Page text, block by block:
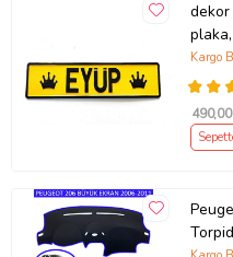
tırcı
Kargo
490